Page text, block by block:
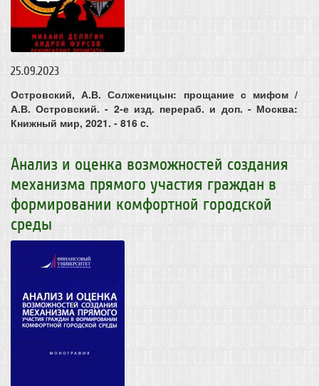
25.09.2023
Островский, А.В. Солженицын: прощание с мифом /
А.В. Островский. - 2-е изд. перераб. и доп. - Москва:
Книжный мир, 2021. - 816 c.
Анализ и оценка возможностей создания
механизма прямого участия граждан в
формировании комфортной городской
среды